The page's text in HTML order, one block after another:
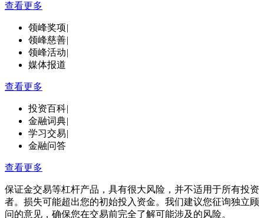
查看更多
领峰奖项|
领峰慈善|
领峰活动|
媒体报道
查看更多
投资百科|
金融词典|
学习交易|
金融问答
查看更多
保证金交易等杠杆产品，具有很大风险，并不适用于所有投资
者。损失可能超出您的初始投入资金。我们建议您征询独立顾
问的意见，确保您在交易前完全了解可能涉及的风险。